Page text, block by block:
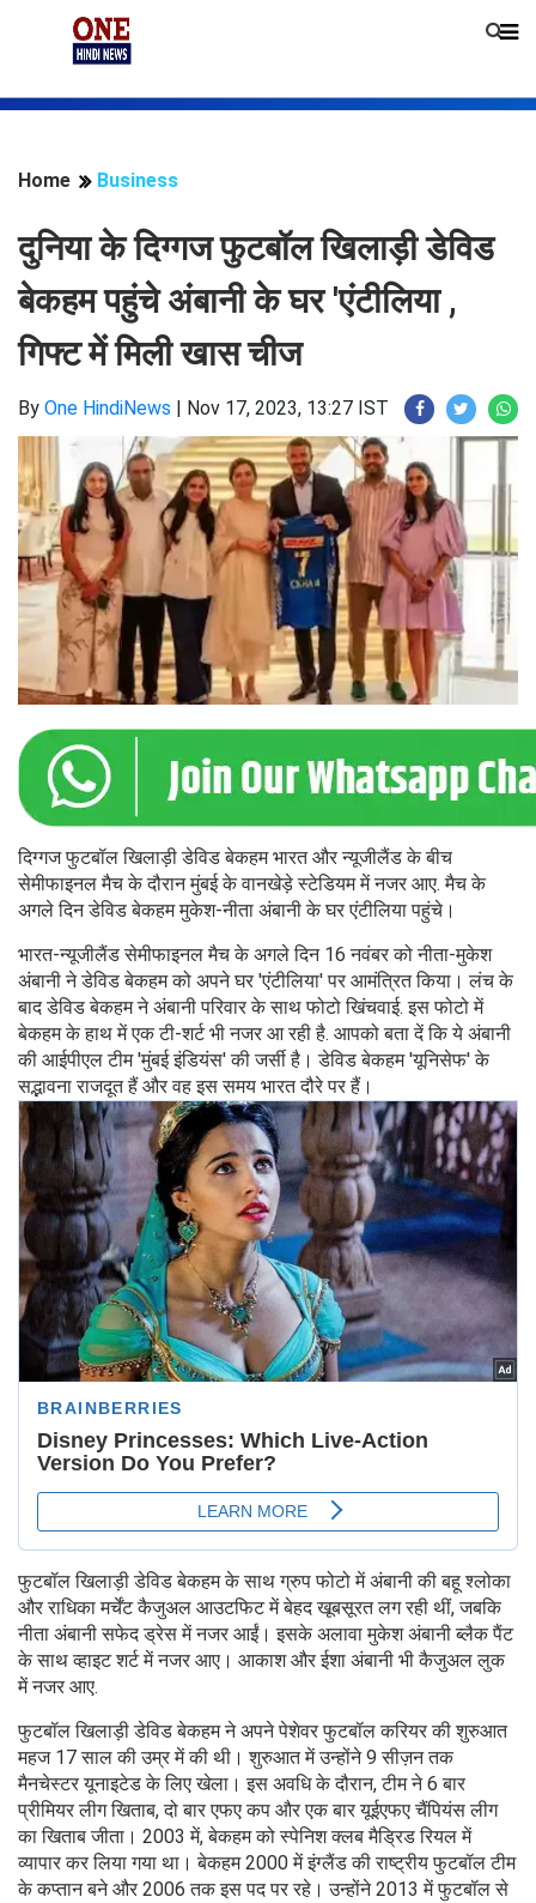
Home Business
दुनिया के दिग्गज फुटबॉल खिलाड़ी डेविड
बेकहम पहुंचे अंबानी के घर 'एंटीलिया ,
गिफ्ट में मिली खास चीज
By One HindiNews | Nov 17, 2023, 13:27 IST
दिग्गज फुटबॉल खिलाड़ी डेविड बेकहम भारत और न्यूजीलैंड के बीच
सेमीफाइनल मैच के दौरान मुंबई के वानखेड़े स्टेडियम में नजर आए. मैच के
अगले दिन डेविड बेकहम मुकेश-नीता अंबानी के घर एंटीलिया पहुंचे।
भारत-न्यूजीलैंड सेमीफाइनल मैच के अगले दिन 16 नवंबर को नीता-मुकेश
अंबानी ने डेविड बेकहम को अपने घर 'एंटीलिया' पर आमंत्रित किया। लंच के
बाद डेविड बेकहम ने अंबानी परिवार के साथ फोटो खिंचवाई. इस फोटो में
बेकहम के हाथ में एक टी-शर्ट भी नजर आ रही है. आपको बता दें कि ये अंबानी
की आईपीएल टीम 'मुंबई इंडियंस' की जर्सी है। डेविड बेकहम 'यूनिसेफ' के
सद्भावना राजदूत हैं और वह इस समय भारत दौरे पर हैं।
फुटबॉल खिलाड़ी डेविड बेकहम के साथ ग्रुप फोटो में अंबानी की बहू श्लोका
और राधिका मर्चेंट कैजुअल आउटफिट में बेहद खूबसूरत लग रही थीं, जबकि
नीता अंबानी सफेद ड्रेस में नजर आईं। इसके अलावा मुकेश अंबानी ब्लैक पैंट
के साथ व्हाइट शर्ट में नजर आए। आकाश और ईशा अंबानी भी कैजुअल लुक
में नजर आए.
फुटबॉल खिलाड़ी डेविड बेकहम ने अपने पेशेवर फुटबॉल करियर की शुरुआत
महज 17 साल की उम्र में की थी। शुरुआत में उन्होंने 9 सीज़न तक
मैनचेस्टर यूनाइटेड के लिए खेला। इस अवधि के दौरान, टीम ने 6 बार
प्रीमियर लीग खिताब, दो बार एफए कप और एक बार यूईएफए चैंपियंस लीग
का खिताब जीता। 2003 में, बेकहम को स्पेनिश क्लब मैड्रिड रियल में
व्यापार कर लिया गया था। बेकहम 2000 में इंग्लैंड की राष्ट्रीय फुटबॉल टीम
के कप्तान बने और 2006 तक इस पद पर रहे। उन्होंने 2013 में फुटबॉल से